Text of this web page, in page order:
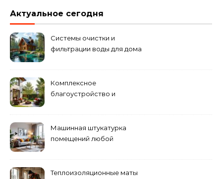
Актуальное сегодня
Системы очистки и
фильтрации воды для дома
Комплексное
благоустройство и
Машинная штукатурка
помещений любой
Теплоизоляционные маты